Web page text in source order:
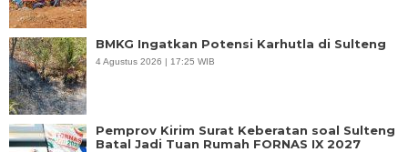
BMKG Ingatkan Potensi Karhutla di Sulteng
4 Agustus 2026 | 17:25 WIB
Pemprov Kirim Surat Keberatan soal Sulteng
Batal Jadi Tuan Rumah FORNAS IX 2027